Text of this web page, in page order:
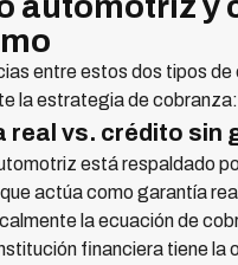
entre estos dos tipos
la estrategia de cobranza:
real vs. crédito sin
está respaldado
actúa como garantía
la ecuación de
financiera tiene la